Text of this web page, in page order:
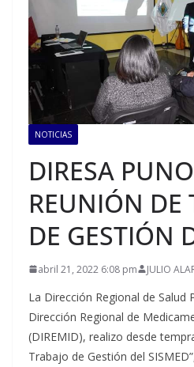
NOTICIAS
DIRESA
REUNIÓN DE
DE GESTIÓN
abril 21, 2022 6:08 pm JULIO
La Dirección Regional de Salud
Dirección Regional de
(DIREMID), realizo desde
Trabajo de Gestión del